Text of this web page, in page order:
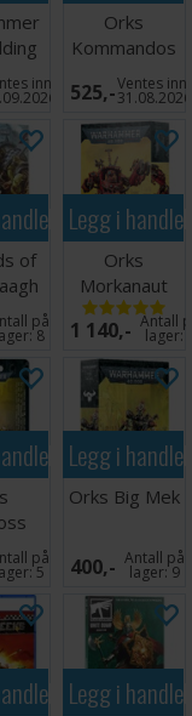
inn
Orks
Kommandos
525,-Ventes inn
31.08.2026
of
på
8
Legg i
Orks
Morkanaut
1 140,- Antall
lager:
på
5
Legg i
Orks Big Mek
400,- Antall på
lager:9
Legg i